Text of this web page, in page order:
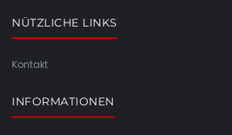
NÜTZLICHE LINKS
Kontakt
INFORMATIONEN